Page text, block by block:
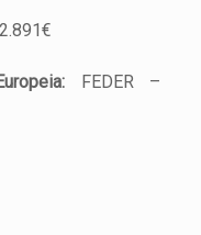
FEDER –